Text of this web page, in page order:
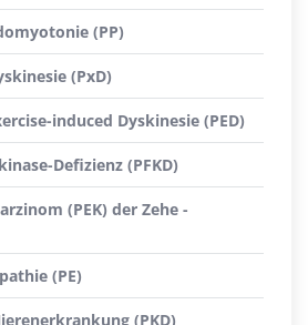
(PP)
(PxD)
induced Dyskinesie (PED)
Defizienz (PFKD)
(PEK) der Zehe -
(PE)
(PKD)